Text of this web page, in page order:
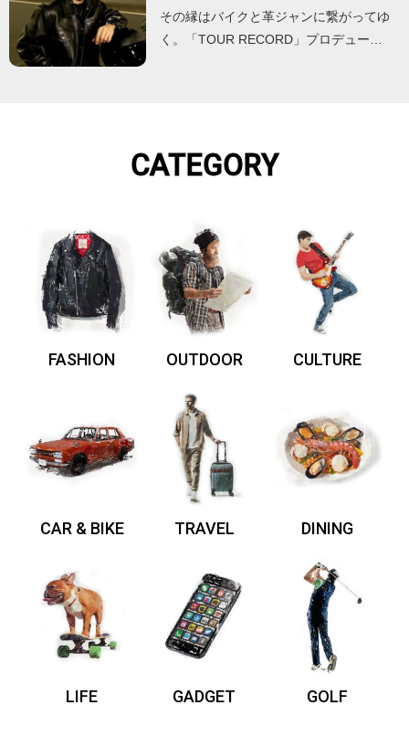
その縁はバイクと革ジャンに繋がってゆ
く。「TOUR RECORD」プロデュー…
CATEGORY
FASHION OUTDOOR CULTURE
CAR & BIKE TRAVEL DINING
LIFE GADGET GOLF